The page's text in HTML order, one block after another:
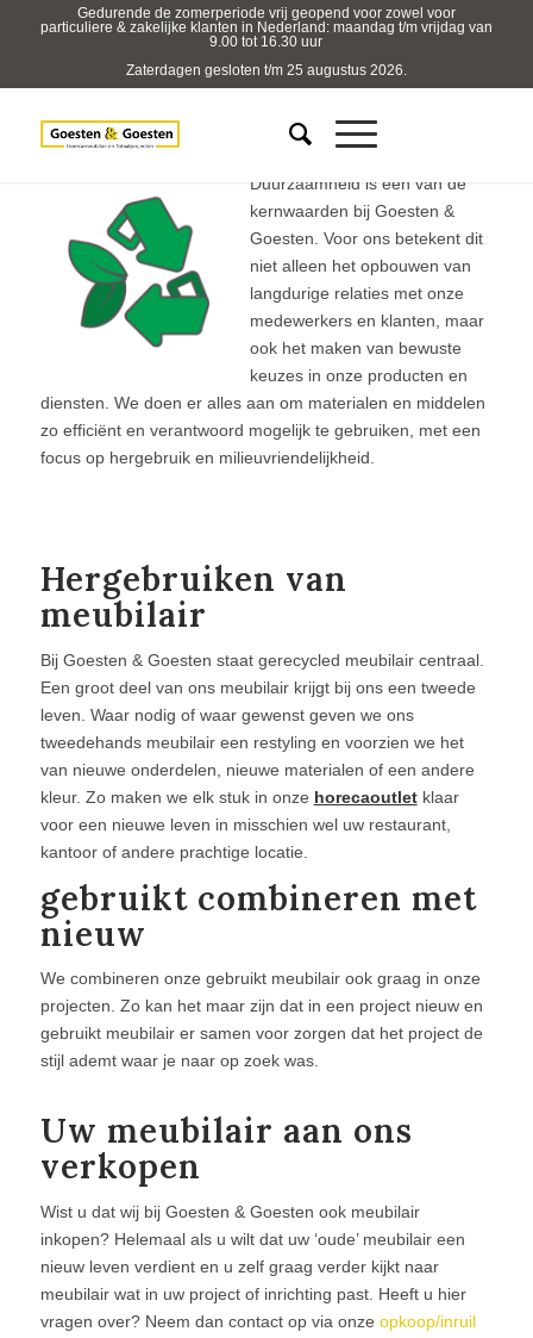
Gedurende de zomerperiode vrij geopend voor zowel voor
particuliere & zakelijke klanten in Nederland: maandag t/m vrijdag van
9.00 tot 16.30 uur
Zaterdagen gesloten t/m 25 augustus 2026.
Duurzaamheid is een van de
kernwaarden bij Goesten &
Goesten. Voor ons betekent dit
niet alleen het opbouwen van
langdurige relaties met onze
medewerkers en klanten, maar
ook het maken van bewuste
keuzes in onze producten en
diensten. We doen er alles aan om materialen en middelen
zo efficiënt en verantwoord mogelijk te gebruiken, met een
focus op hergebruik en milieuvriendelijkheid.
Hergebruiken van
meubilair
Bij Goesten & Goesten staat gerecycled meubilair centraal.
Een groot deel van ons meubilair krijgt bij ons een tweede
leven. Waar nodig of waar gewenst geven we ons
tweedehands meubilair een restyling en voorzien we het
van nieuwe onderdelen, nieuwe materialen of een andere
kleur. Zo maken we elk stuk in onze horecaoutletklaar
voor een nieuwe leven in misschien wel uw restaurant,
kantoor of andere prachtige locatie.
gebruikt combineren met
nieuw
We combineren onze gebruikt meubilair ook graag in onze
projecten. Zo kan het maar zijn dat in een project nieuw en
gebruikt meubilair er samen voor zorgen dat het project de
stijl ademt waar je naar op zoek was.
Uw meubilair aan ons
verkopen
Wist u dat wij bij Goesten & Goesten ook meubilair
inkopen? Helemaal als u wilt dat uw ‘oude’ meubilair een
nieuw leven verdient en u zelf graag verder kijkt naar
meubilair wat in uw project of inrichting past. Heeft u hier
vragen over? Neem dan contact op via onze opkoop/inruil